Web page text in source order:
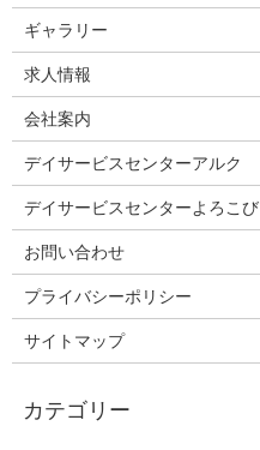
ギャラリー
求人情報
会社案内
デイサービスセンターアルク
デイサービスセンターよろこび
お問い合わせ
プライバシーポリシー
サイトマップ